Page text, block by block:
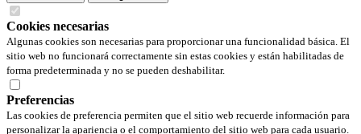
Cookies necesarias
Algunas cookies son necesarias para proporcionar una funcionalidad básica. El
sitio web no funcionará correctamente sin estas cookies y están habilitadas de
forma predeterminada y no se pueden deshabilitar.
Preferencias
Las cookies de preferencia permiten que el sitio web recuerde información para
personalizar la apariencia o el comportamiento del sitio web para cada usuario.